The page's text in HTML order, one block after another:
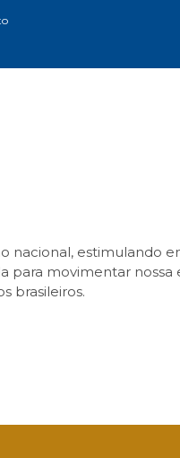
nacional, estimulando
para movimentar nossa
brasileiros.